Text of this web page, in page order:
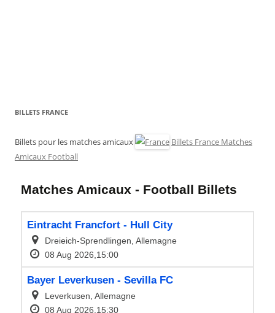
BILLETS FRANCE
Billets pour les matches amicaux
Billets France Matches
Amicaux Football